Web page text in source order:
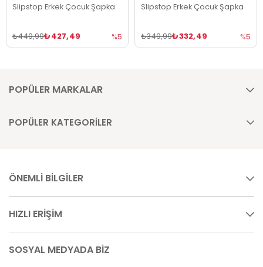
Slipstop Erkek Çocuk Şapka
₺427,49
₺449,99 %5
Slipstop Erkek Çocuk Şapka
₺332,49
₺349,99 %5
POPÜLER MARKALAR
POPÜLER KATEGORİLER
ÖNEMLİ BİLGİLER
HIZLI ERİŞİM
SOSYAL MEDYADA BİZ